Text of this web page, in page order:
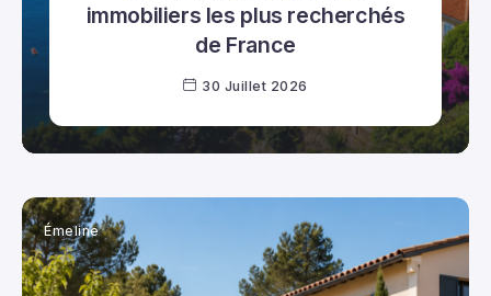
immobiliers les plus recherchés
de France
30 Juillet 2026
Émeline